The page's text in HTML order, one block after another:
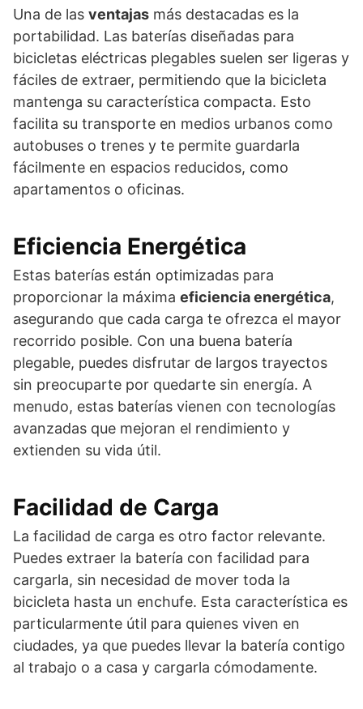
Una de las ventajas más destacadas es la
portabilidad. Las baterías diseñadas para
bicicletas eléctricas plegables suelen ser ligeras y
fáciles de extraer, permitiendo que la bicicleta
mantenga su característica compacta. Esto
facilita su transporte en medios urbanos como
autobuses o trenes y te permite guardarla
fácilmente en espacios reducidos, como
apartamentos o oficinas.
Eficiencia Energética
Estas baterías están optimizadas para
proporcionar la máxima eficiencia energética,
asegurando que cada carga te ofrezca el mayor
recorrido posible. Con una buena batería
plegable, puedes disfrutar de largos trayectos
sin preocuparte por quedarte sin energía. A
menudo, estas baterías vienen con tecnologías
avanzadas que mejoran el rendimiento y
extienden su vida útil.
Facilidad de Carga
La facilidad de carga es otro factor relevante.
Puedes extraer la batería con facilidad para
cargarla, sin necesidad de mover toda la
bicicleta hasta un enchufe. Esta característica es
particularmente útil para quienes viven en
ciudades, ya que puedes llevar la batería contigo
al trabajo o a casa y cargarla cómodamente.